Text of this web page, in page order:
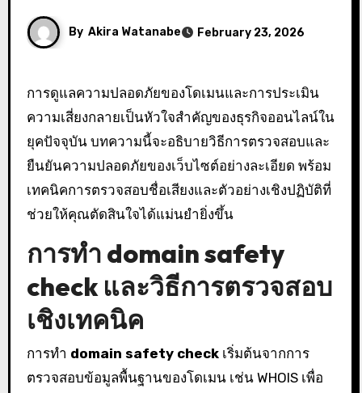
By Akira Watanabe February 23, 2026
การดูแลความปลอดภัยของโดเมนและการประเมิน
ความเสี่ยงกลายเป็นหัวใจสำคัญของธุรกิจออนไลน์ใน
ยุคปัจจุบัน บทความนี้จะอธิบายวิธีการตรวจสอบและ
ยืนยันความปลอดภัยของเว็บไซต์อย่างละเอียด พร้อม
เทคนิคการตรวจสอบชื่อเสียงและตัวอย่างเชิงปฏิบัติที่
ช่วยให้คุณตัดสินใจได้แม่นยำยิ่งขึ้น
การทำ domain safety
checkและวิธีการตรวจสอบ
เชิงเทคนิค
การทำ domain safety checkเริ่มต้นจากการ
ตรวจสอบข้อมูลพื้นฐานของโดเมน เช่น WHOIS เพื่อ